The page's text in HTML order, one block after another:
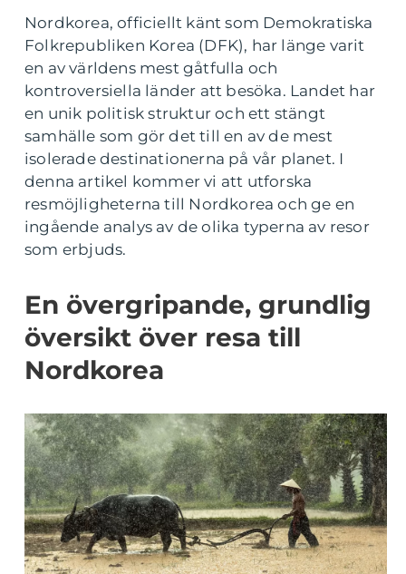
Nordkorea, officiellt känt som Demokratiska
Folkrepubliken Korea (DFK), har länge varit
en av världens mest gåtfulla och
kontroversiella länder att besöka. Landet har
en unik politisk struktur och ett stängt
samhälle som gör det till en av de mest
isolerade destinationerna på vår planet. I
denna artikel kommer vi att utforska
resmöjligheterna till Nordkorea och ge en
ingående analys av de olika typerna av resor
som erbjuds.
En övergripande, grundlig
översikt över resa till
Nordkorea